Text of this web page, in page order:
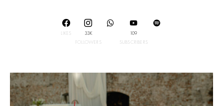
LIKES
33K
FOLLOWERS
109
SUBSCRIBERS